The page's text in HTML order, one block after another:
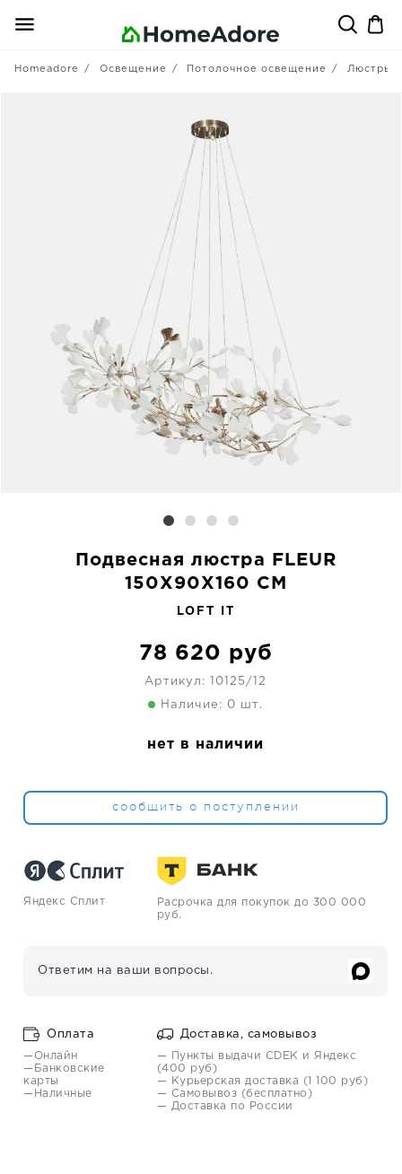
Homeadore Освещение Потолочное освещение Люстры
Подвесная люстра FLEUR
150X90X160 CM
LOFT IT
78 620 руб
Артикул: 10125/12
Наличие: 0 шт.
нет в наличии
сообщить о поступлении
Яндекс Сплит
Расрочка для покупок до 300 000
руб.
Ответим на ваши вопросы.
Оплата
—Онлайн
—Банковские
карты
—Наличные
Доставка, самовывоз
— Пункты выдачи CDEK и Яндекс
(400 руб)
— Курьерская доставка (1 100 руб)
— Самовывоз (бесплатно)
— Доставка по России